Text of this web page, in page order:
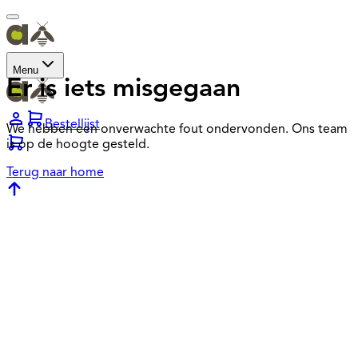
Menu
Bestellijst
Er is iets misgegaan
We hebben een onverwachte fout ondervonden. Ons team
is op de hoogte gesteld.
Terug naar home